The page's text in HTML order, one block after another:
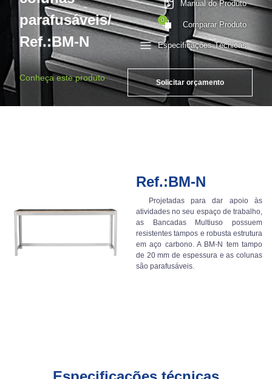
parafusáveis/
Ref.:BM-N
Especificações Técnicas
Manual do Produto
0 Comparar Produto
Conheça este produto Solicitar orçamento
Ref.:BM-N
Projetadas para dar apoio às
atividades no seu espaço de trabalho,
as Bancadas Multiuso possuem
resistentes tampos e robusta estrutura
em aço carbono. A BM-N tem tampo
de 20 mm de espessura e as colunas
são parafusáveis.